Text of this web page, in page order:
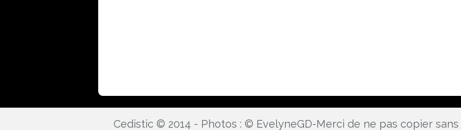
Cedistic © 2014 - Photos : © EvelyneGD-Merci de ne pas copier